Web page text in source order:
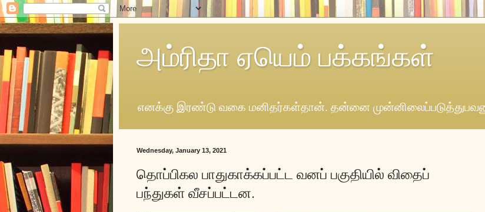
அம்ரிதா ஏயெம் பக்கங்கள்
எனக்கு இரண்டு வகை மனிதர்கள்தான். தன்னை
Wednesday, January 13, 2021
தொப்பிகல பாதுகாக்கப்பட்ட வனப் பகுதியில் விதைப்
பந்துகள் வீசப்பட்டன.